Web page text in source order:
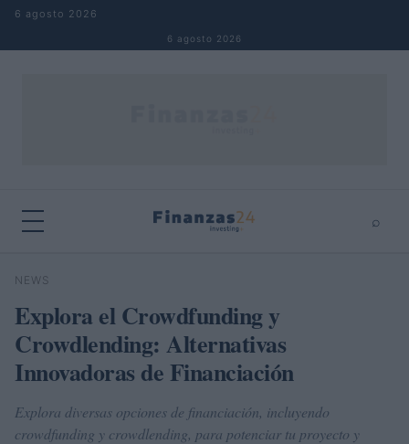
Saltar al contenido
6 agosto 2026
6 agosto 2026
⌕
Buscar
NEWS
Explora el Crowdfunding y
Crowdlending: Alternativas
Innovadoras de Financiación
Explora diversas opciones de financiación, incluyendo
crowdfunding y crowdlending, para potenciar tu proyecto y